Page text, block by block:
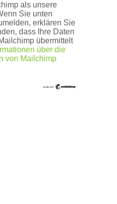
als unsere
Sie unten
erklären Sie
dass Ihre Daten
übermittelt
über die
von Mailchimp